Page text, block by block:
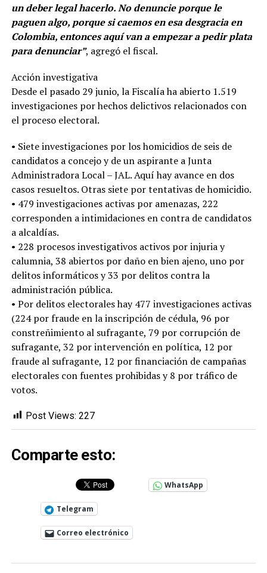
un deber legal hacerlo. No denuncie porque le
paguen algo, porque si caemos en esa desgracia en
Colombia, entonces aquí van a empezar a pedir plata
para denunciar”, agregó el fiscal.
Acción investigativa
Desde el pasado 29 junio, la Fiscalía ha abierto 1.519
investigaciones por hechos delictivos relacionados con
el proceso electoral.
• Siete investigaciones por los homicidios de seis de
candidatos a concejo y de un aspirante a Junta
Administradora Local – JAL. Aquí hay avance en dos
casos resueltos. Otras siete por tentativas de homicidio.
• 479 investigaciones activas por amenazas, 222
corresponden a intimidaciones en contra de candidatos
a alcaldías.
• 228 procesos investigativos activos por injuria y
calumnia, 38 abiertos por daño en bien ajeno, uno por
delitos informáticos y 33 por delitos contra la
administración pública.
• Por delitos electorales hay 477 investigaciones activas
(224 por fraude en la inscripción de cédula, 96 por
constreñimiento al sufragante, 79 por corrupción de
sufragante, 32 por intervención en política, 12 por
fraude al sufragante, 12 por financiación de campañas
electorales con fuentes prohibidas y 8 por tráfico de
votos.
Post Views: 227
Comparte esto:
WhatsApp
Telegram
Correo electrónico